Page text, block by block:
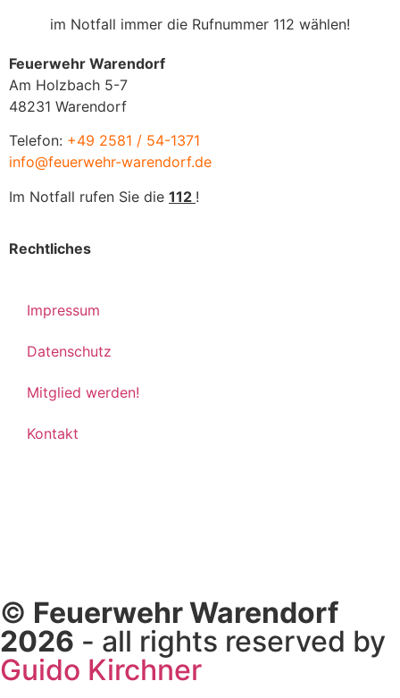
im Notfall immer die Rufnummer 112 wählen!
Feuerwehr Warendorf
Am Holzbach 5-7
48231 Warendorf
Telefon: +49 2581 / 54-1371
info@feuerwehr-warendorf.de
Im Notfall rufen Sie die 112 !
Rechtliches
Impressum
Datenschutz
Mitglied werden!
Kontakt
© Feuerwehr Warendorf
2026 - all rights reserved by
Guido Kirchner